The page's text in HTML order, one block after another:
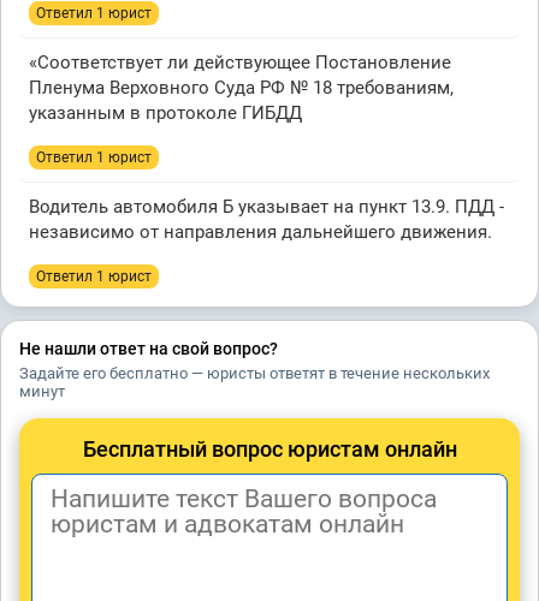
Ответил 1 юрист
«Соответствует ли действующее Постановление
Пленума Верховного Суда РФ № 18 требованиям,
указанным в протоколе ГИБДД
Ответил 1 юрист
Водитель автомобиля Б указывает на пункт 13.9. ПДД -
независимо от направления дальнейшего движения.
Ответил 1 юрист
Не нашли ответ на свой вопрос?
Задайте его бесплатно — юристы ответят в течение нескольких
минут
Бесплатный вопрос юристам онлайн